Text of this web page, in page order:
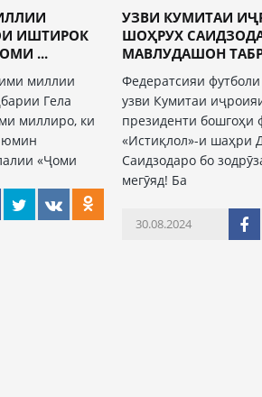
ИШТИРОК
...
миллии
Гела
миллиро, ки
юмин
«Ҷоми
УЗВИ КУМИТАИ
ШОҲРУХ
МАВЛУДАШОН
Федератсияи
узви Кумитаи
президенти бошгоҳи
«Истиқлол»-и шаҳри
Саидзодаро бо
мегӯяд! Ба
30.08.2024